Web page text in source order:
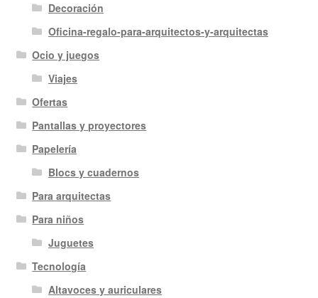
Decoración
Oficina-regalo-para-arquitectos-y-arquitectas
Ocio y juegos
Viajes
Ofertas
Pantallas y proyectores
Papelería
Blocs y cuadernos
Para arquitectas
Para niños
Juguetes
Tecnología
Altavoces y auriculares